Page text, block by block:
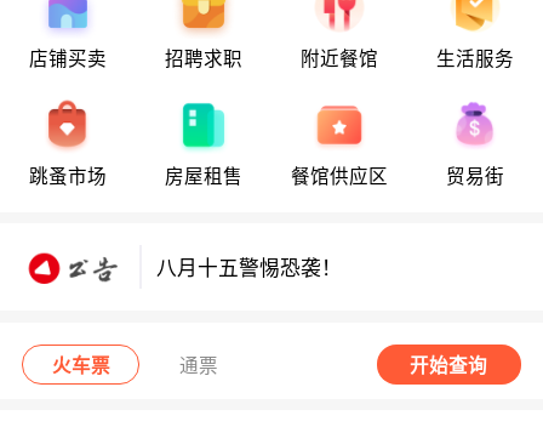
店铺买卖 招聘求职 附近餐馆 生活服务
跳蚤市场 房屋租售 餐馆供应区 贸易街
八月十五警惕恐袭！
八月十五警惕恐袭！
八月十五警惕恐袭！
火车票 通票 开始查询